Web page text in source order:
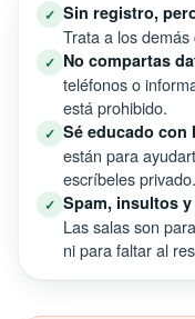
✓ Sin registro,
Trata a los
✓ No compartas
teléfonos o
está prohibido.
✓ Sé educado con
están para
escríbeles privado.
✓ Spam, insultos
Las salas son
ni para faltar al